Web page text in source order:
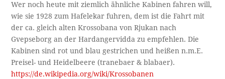
Wer noch heute mit ziemlich ähnliche Kabinen fahren will,
wie sie 1928 zum Hafelekar fuhren, dem ist die Fahrt mit
der ca. gleich alten Krossobana von Rjukan nach
Gvepseborg an der Hardangervidda zu empfehlen. Die
Kabinen sind rot und blau gestrichen und heißen n.m.E.
Preisel- und Heidelbeere (tranebaer & blabaer).
https://de.wikipedia.org/wiki/Krossobanen